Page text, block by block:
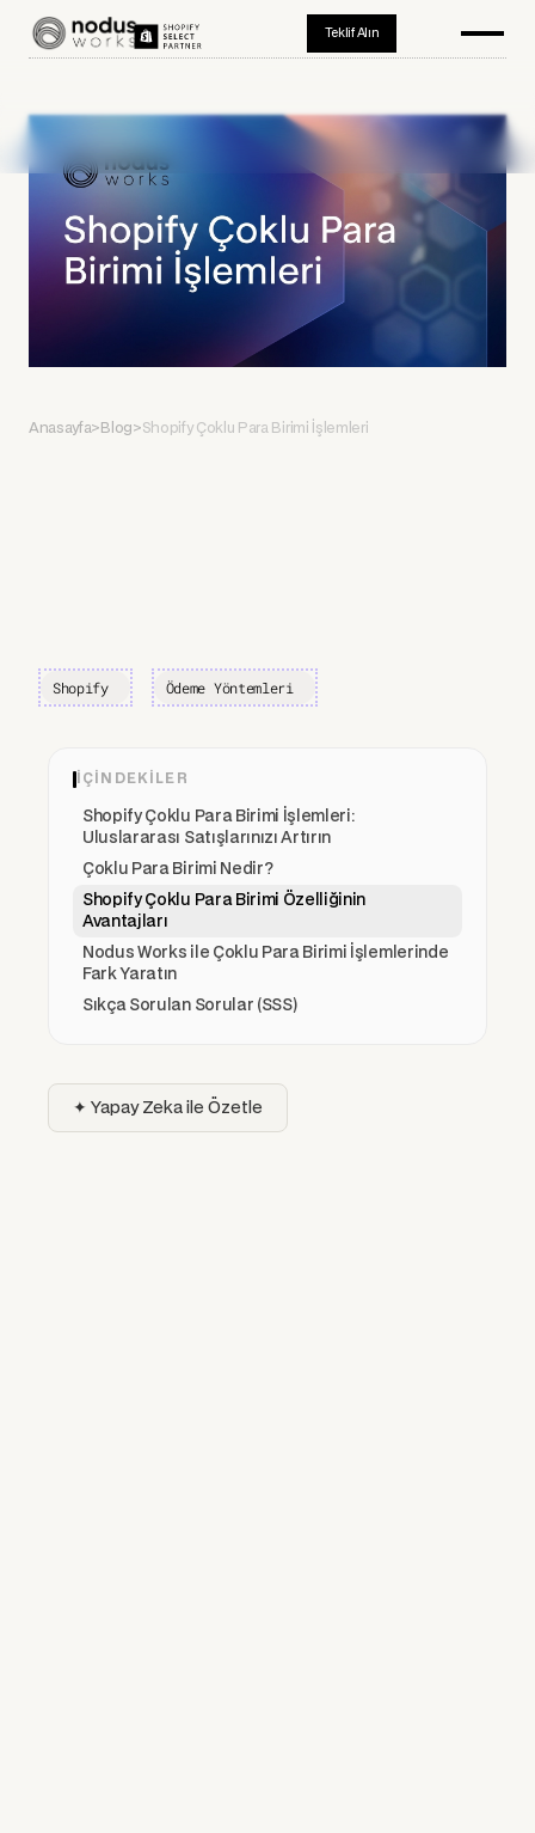
Teklif Alın
Anasayfa> Blog>Shopify Çoklu Para Birimi İşlemleri
Shopify Ödeme Yöntemleri
İÇINDEKILER
Shopify Çoklu Para Birimi İşlemleri:
Uluslararası Satışlarınızı Artırın
Çoklu Para Birimi Nedir?
Shopify Çoklu Para Birimi Özelliğinin
Avantajları
Nodus Works ile Çoklu Para Birimi İşlemlerinde
Fark Yaratın
Sıkça Sorulan Sorular (SSS)
✦ Yapay Zeka ile Özetle